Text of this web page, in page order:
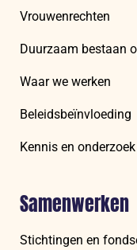
Vrouwenrechten
Duurzaam bestaan
Waar we werken
Beleidsbeïnvloeding
Kennis en onderzoek
Samenwerken
Stichtingen en